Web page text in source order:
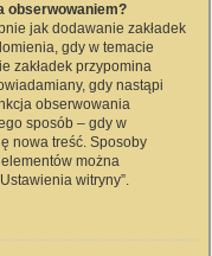
obserwowaniem?
jak dodawanie zakładek
gdy w temacie
zakładek przypomina
gdy nastąpi
obserwowania
sposób – gdy w
nowa treść. Sposoby
można
witryny”.